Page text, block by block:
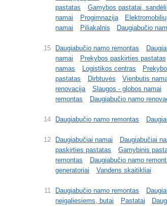
pastatas
Gamybos pastatai,
namai
Progimnazija
namai
Piliakalnis Daugiabučio
15 Daugiabučio namo remontas
namai
Prekybos paskirties pastatas
namas
Logistikos centras
pastatas
Dirbtuvės Vienbutis
renovacija
Slaugos - globos namai
remontas
Daugiabučio namo
14 Daugiabučio namo remontas
12 Daugiabučiai namai Daugiabučiai
paskirties pastatas
Gamybinis
remontas
Daugiabučio namo
generatoriai
Vandens skaitikliai
11 Daugiabučio namo remontas
neįgaliesiems, butai
Pastatai